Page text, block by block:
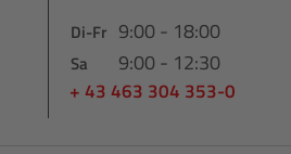
Di-Fr 9:00 - 18:00
Sa 9:00 - 12:30
+ 43 463 304 353-0